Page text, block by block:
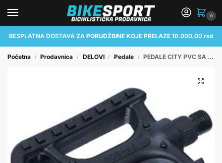
0
BESPLATNA DOSTAVA ZA PORUDŽBINE KOJE PRELAZE 10.000,00 rsd
Početna / Prodavnica / DELOVI / Pedale / PEDALE CITY PVC SA LEŽAJEM FP-804